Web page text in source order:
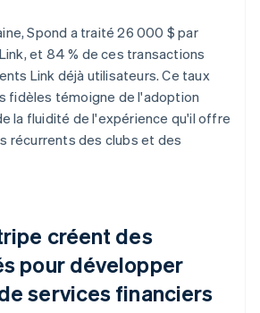
Spond a traité 26 000 $ par
et 84 % de ces transactions
Link déjà utilisateurs. Ce taux
fidèles témoigne de l'adoption
la fluidité de l'expérience qu'il offre
récurrents des clubs et des
créent des
pour développer
services financiers